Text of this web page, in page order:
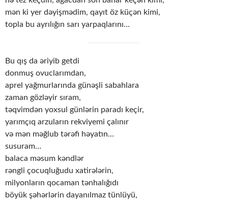
mən ki yer dəyişmədim, qayıt öz küçən kimi,
topla bu ayrılığın sarı yarpaqlarını…
Bu qış da əriyib getdi
donmuş ovuclarımdan,
aprel yağmurlarında günəşli sabahlara
zaman gözləyir sıram,
təqvimdən yoxsul günlərin paradı keçir,
yarımçıq arzuların rekviyemi çalınır
və mən məğlub tərəfi həyatın…
susuram…
balaca məsum kəndlər
rəngli çocuqluğudu xatirələrin,
milyonların qocaman tənhalığıdı
böyük şəhərlərin dayanılmaz tünlüyü,